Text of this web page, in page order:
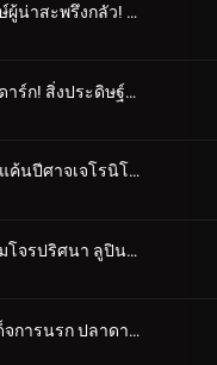
ตอนที่ 22 ยักษ์ผู้น่าสะพรึงกลัว! คิงดาร์กปรากฏตัว!!
ตอนที่ 23 คิงดาร์ก! สิ่งประดิษฐ์ของปีศาจ!!
ตอนที่ 24 แก้แค้นปีศาจเจโรนิโม่! การโจมตีแบบเงียบๆ!!
ตอนที่ 25 จอมโจรปริศนา ลูปินด้วงแรด!!
ตอนที่ 26 เผด็จการนรก ปลาดาว ฮิตเลอร์!!